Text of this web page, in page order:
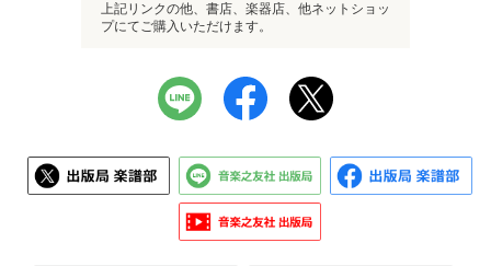
上記リンクの他、書店、楽器店、他ネットショッ
プにてご購入いただけます。